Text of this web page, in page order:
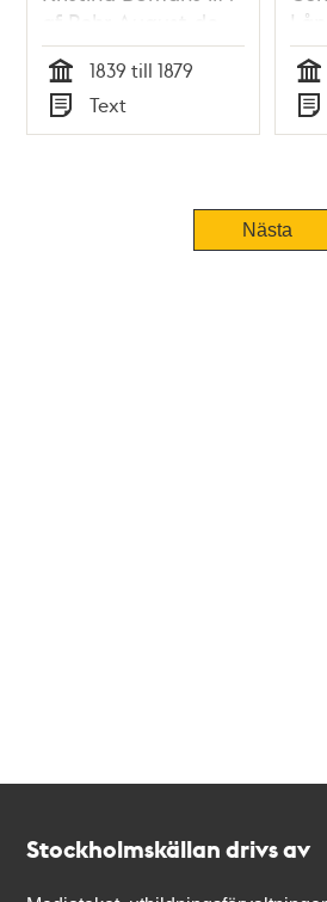
af Pehr August de
Maré
Tid
1839 till 1879
Typ
Text Tid
Typ
Nästa
Stockholmskällan drivs av